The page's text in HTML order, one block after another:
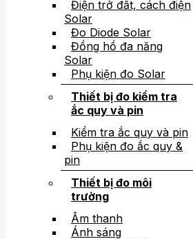
Điện trở đất, cách điện
Solar
Đo Diode Solar
Đồng hồ đa năng
Solar
Phụ kiện đo Solar
Thiết bị đo kiểm tra
ắc quy và pin
Kiểm tra ắc quy và pin
Phụ kiện đo ắc quy &
pin
Thiết bị đo môi
trường
Âm thanh
Ánh sáng